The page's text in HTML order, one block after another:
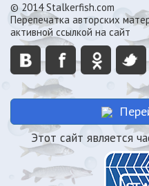
© 2014 Stalkerfish.com
Перепечатка авторских
активной ссылкой на сайт
Этот сайт является